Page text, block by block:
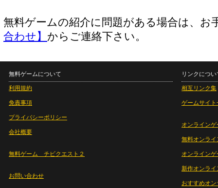
無料ゲームの紹介に問題がある場合は、お
合わせ】 からご連絡下さい。
無料ゲームについて
利用規約
免責事項
プライバシーポリシー
会社概要
無料ゲーム チビクエスト２
お問い合わせ
リンクについ
相互リンク集
ゲームサイト
オンラインゲ
無料オンライ
オンライン
新作オンライ
おすすめオ